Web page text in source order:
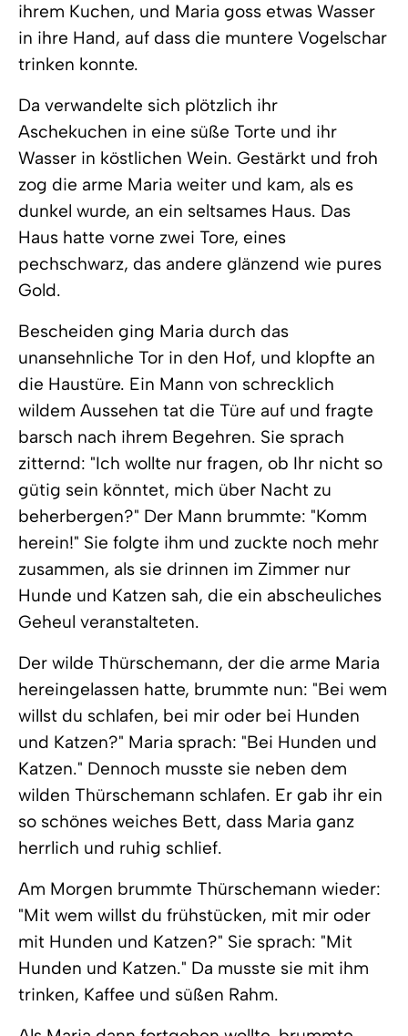
ihrem Kuchen, und Maria goss etwas Wasser
in ihre Hand, auf dass die muntere Vogelschar
trinken konnte.
Da verwandelte sich plötzlich ihr
Aschekuchen in eine süße Torte und ihr
Wasser in köstlichen Wein. Gestärkt und froh
zog die arme Maria weiter und kam, als es
dunkel wurde, an ein seltsames Haus. Das
Haus hatte vorne zwei Tore, eines
pechschwarz, das andere glänzend wie pures
Gold.
Bescheiden ging Maria durch das
unansehnliche Tor in den Hof, und klopfte an
die Haustüre. Ein Mann von schrecklich
wildem Aussehen tat die Türe auf und fragte
barsch nach ihrem Begehren. Sie sprach
zitternd: "Ich wollte nur fragen, ob Ihr nicht so
gütig sein könntet, mich über Nacht zu
beherbergen?" Der Mann brummte: "Komm
herein!" Sie folgte ihm und zuckte noch mehr
zusammen, als sie drinnen im Zimmer nur
Hunde und Katzen sah, die ein abscheuliches
Geheul veranstalteten.
Der wilde Thürschemann, der die arme Maria
hereingelassen hatte, brummte nun: "Bei wem
willst du schlafen, bei mir oder bei Hunden
und Katzen?" Maria sprach: "Bei Hunden und
Katzen." Dennoch musste sie neben dem
wilden Thürschemann schlafen. Er gab ihr ein
so schönes weiches Bett, dass Maria ganz
herrlich und ruhig schlief.
Am Morgen brummte Thürschemann wieder:
"Mit wem willst du frühstücken, mit mir oder
mit Hunden und Katzen?" Sie sprach: "Mit
Hunden und Katzen." Da musste sie mit ihm
trinken, Kaffee und süßen Rahm.